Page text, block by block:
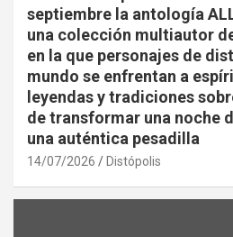
septiembre la antología ALL
una colección multiautor
en la que personajes de
mundo se enfrentan a
leyendas y tradiciones
de transformar una noche
una auténtica pesadilla
14/07/2026 Distópolis